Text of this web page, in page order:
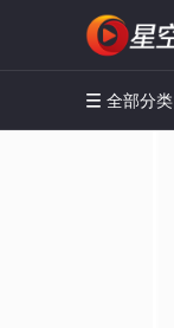
 全部分类